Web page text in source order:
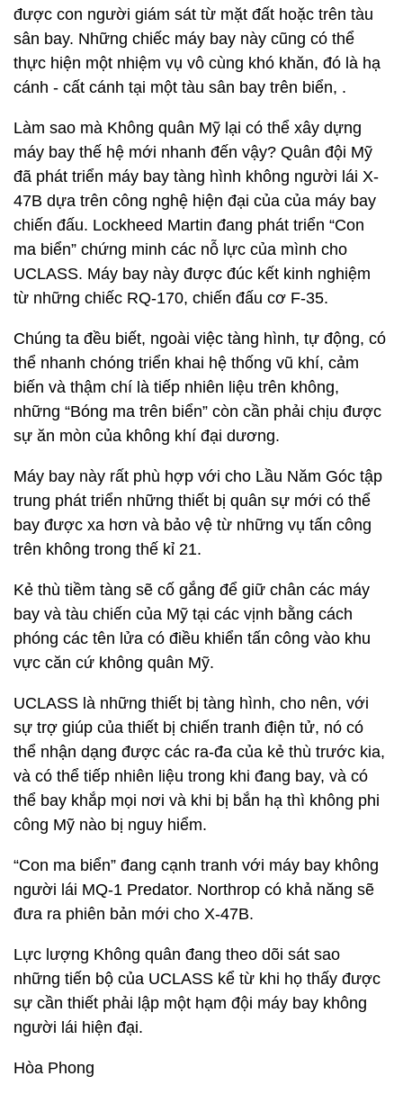
được con người giám sát từ mặt đất hoặc trên tàu
sân bay. Những chiếc máy bay này cũng có thể
thực hiện một nhiệm vụ vô cùng khó khăn, đó là hạ
cánh - cất cánh tại một tàu sân bay trên biển, .
Làm sao mà Không quân Mỹ lại có thể xây dựng
máy bay thế hệ mới nhanh đến vậy? Quân đội Mỹ
đã phát triển máy bay tàng hình không người lái X-
47B dựa trên công nghệ hiện đại của của máy bay
chiến đấu. Lockheed Martin đang phát triển “Con
ma biển” chứng minh các nỗ lực của mình cho
UCLASS. Máy bay này được đúc kết kinh nghiệm
từ những chiếc RQ-170, chiến đấu cơ F-35.
Chúng ta đều biết, ngoài việc tàng hình, tự động, có
thể nhanh chóng triển khai hệ thống vũ khí, cảm
biến và thậm chí là tiếp nhiên liệu trên không,
những “Bóng ma trên biển” còn cần phải chịu được
sự ăn mòn của không khí đại dương.
Máy bay này rất phù hợp với cho Lầu Năm Góc tập
trung phát triển những thiết bị quân sự mới có thể
bay được xa hơn và bảo vệ từ những vụ tấn công
trên không trong thế kỉ 21.
Kẻ thù tiềm tàng sẽ cố gắng để giữ chân các máy
bay và tàu chiến của Mỹ tại các vịnh bằng cách
phóng các tên lửa có điều khiển tấn công vào khu
vực căn cứ không quân Mỹ.
UCLASS là những thiết bị tàng hình, cho nên, với
sự trợ giúp của thiết bị chiến tranh điện tử, nó có
thể nhận dạng được các ra-đa của kẻ thù trước kia,
và có thể tiếp nhiên liệu trong khi đang bay, và có
thể bay khắp mọi nơi và khi bị bắn hạ thì không phi
công Mỹ nào bị nguy hiểm.
“Con ma biển” đang cạnh tranh với máy bay không
người lái MQ-1 Predator. Northrop có khả năng sẽ
đưa ra phiên bản mới cho X-47B.
Lực lượng Không quân đang theo dõi sát sao
những tiến bộ của UCLASS kể từ khi họ thấy được
sự cần thiết phải lập một hạm đội máy bay không
người lái hiện đại.
Hòa Phong